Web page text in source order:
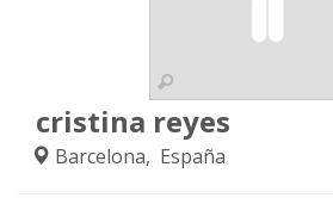
cristina reyes
Barcelona, España